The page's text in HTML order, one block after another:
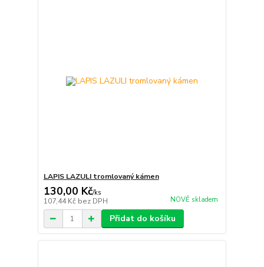
LAPIS LAZULI tromlovaný kámen
130,00 Kč/ks
107,44 Kč bez DPH NOVĚ skladem
Přidat do košíku